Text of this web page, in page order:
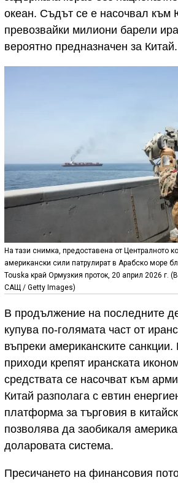
океан. Съдът се е насочвал към
превозвайки милиони барели
вероятно предназначен за Китай.
На тази снимка, предоставена от Централното
американски сили патрулират в Арабско море
Touska край Ормузкия проток, 20 април 2026 г.
САЩ / Getty Images)
В продължение на последните
купува по-голямата част от
въпреки американските санкции.
приходи крепят иранската
средствата се насочват към
Китай разполага с евтин
платформа за търговия в
позволява да заобикаля
доларовата система.
Пресичането на финансовия